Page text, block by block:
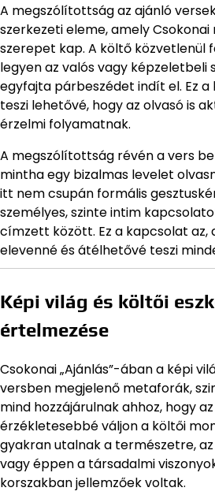
A megszólítottság az ajánló
szerkezeti eleme, amely
szerepet kap. A költő közvetlenül
legyen az valós vagy képzeletbeli
egyfajta párbeszédet indít el. Ez
teszi lehetővé, hogy az olvasó is
érzelmi folyamatnak.
A megszólítottság révén a vers
mintha egy bizalmas levelet
itt nem csupán formális
személyes, szinte intim
címzett között. Ez a kapcsolat az,
elevenné és átélhetővé teszi
Képi világ és költői
értelmezése
Csokonai „Ajánlás”-ában a képi
versben megjelenő metaforák,
mind hozzájárulnak ahhoz, hogy
érzékletesebbé váljon a költői
gyakran utalnak a természetre,
vagy éppen a társadalmi
korszakban jellemzőek voltak.